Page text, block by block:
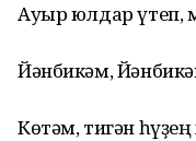
Ауыр юлдар үтеп,
Йәнбикәм,
Көтәм, тигән